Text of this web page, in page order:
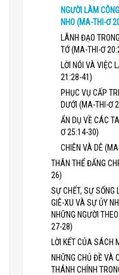
NGƯỜI LÀM
NHO (MA-THI-Ơ
LÃNH ĐẠO
TỚ (MA-THI-Ơ
LỜI NÓI VÀ VIỆC
21:28-41)
PHỤC VỤ CẤP
DƯỚI (MA-THI-Ơ
ẨN DỤ VỀ CÁC
Ơ 25:14-30)
CHIÊN VÀ DÊ
THÂN THỂ ĐẤNG
26)
SỰ CHẾT, SỰ SỐNG
GIÊ-XU VÀ SỰ ỦY
NHỮNG NGƯỜI
27-28)
LỜI KẾT CỦA SÁCH
NHỮNG CHỦ ĐỀ VÀ
THÁNH CHÍNH